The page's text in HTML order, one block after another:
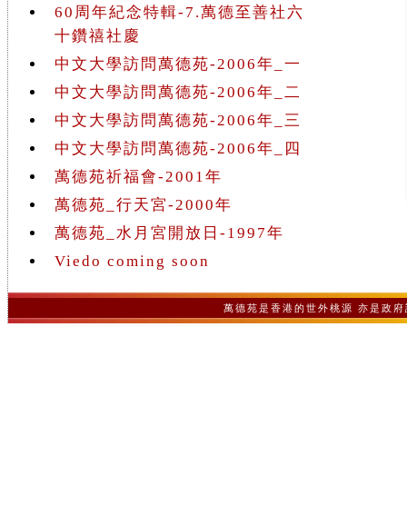
60周年紀念特輯-7.萬德至善社六
十鑽禧社慶
中文大學訪問萬德苑-2006年_一
中文大學訪問萬德苑-2006年_二
中文大學訪問萬德苑-2006年_三
中文大學訪問萬德苑-2006年_四
萬德苑祈福會-2001年
萬德苑_行天宮-2000年
萬德苑_水月宮開放日-1997年
Viedo coming soon
萬德苑是香港的世外桃源 亦是